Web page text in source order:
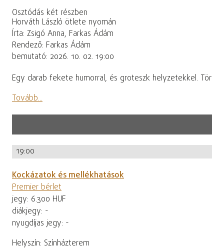
Osztódás két részben
Horváth László ötlete nyomán
Írta: Zsigó Anna, Farkas Ádám
Rendező: Farkas Ádám
bemutató: 2026. 10. 02. 19:00
Egy darab fekete humorral, és groteszk helyzetekkel.
Tovább...
19:00
Kockázatok és mellékhatások
Premier bérlet
jegy: 6.300 HUF
diákjegy: -
nyugdíjas jegy: -
Helyszín: Színházterem